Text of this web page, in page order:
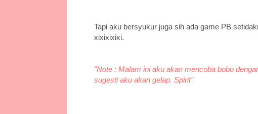
Tapi aku bersyukur juga sih ada game PB
xixixixixi.
"Note : Malam ini aku akan mencoba bobo
sugesti aku akan gelap. Spirit"